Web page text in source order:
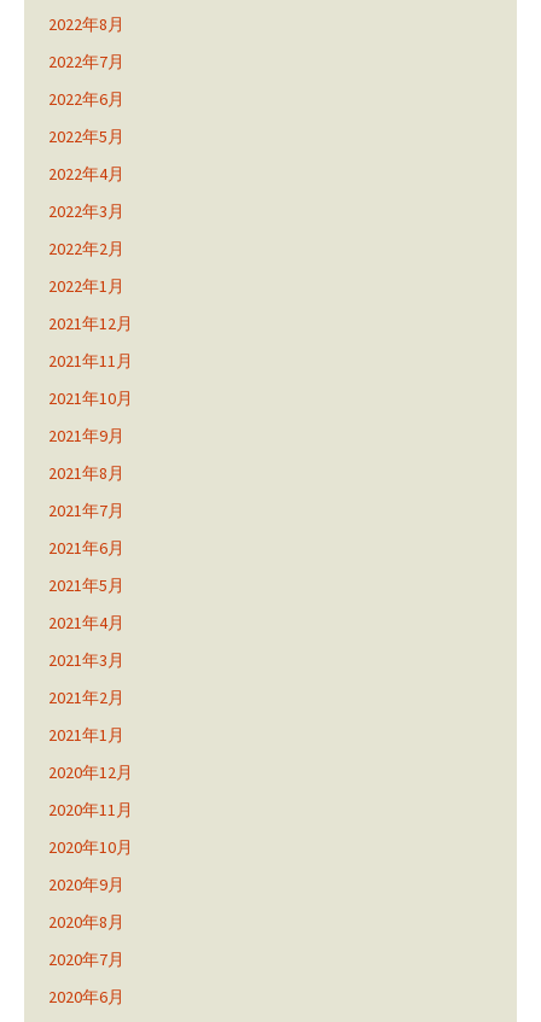
2022年8月
2022年7月
2022年6月
2022年5月
2022年4月
2022年3月
2022年2月
2022年1月
2021年12月
2021年11月
2021年10月
2021年9月
2021年8月
2021年7月
2021年6月
2021年5月
2021年4月
2021年3月
2021年2月
2021年1月
2020年12月
2020年11月
2020年10月
2020年9月
2020年8月
2020年7月
2020年6月